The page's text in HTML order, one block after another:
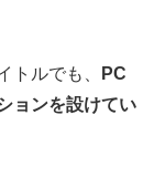
トルでも、
PC
ョンを設けてい